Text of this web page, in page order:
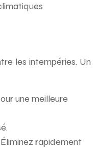
les intempéries. Un
une meilleure
rapidement